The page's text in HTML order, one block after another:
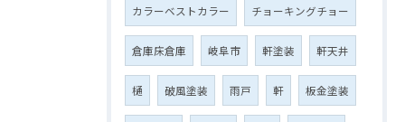
カラーベストカラー チョーキングチョー
倉庫床倉庫 岐阜市 軒塗装 軒天井
樋 破風塗装 雨戸 軒 板金塗装